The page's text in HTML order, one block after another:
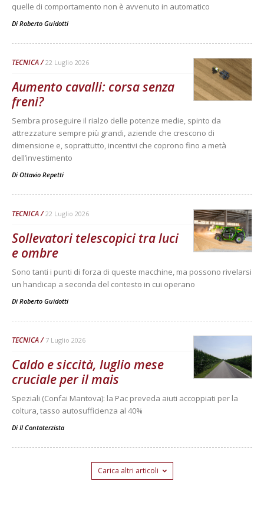
quelle di comportamento non è avvenuto in automatico
Di Roberto Guidotti
TECNICA 22 Luglio 2026
Aumento cavalli: corsa senza
freni?
Sembra proseguire il rialzo delle potenze medie, spinto da
attrezzature sempre più grandi, aziende che crescono di
dimensione e, soprattutto, incentivi che coprono fino a metà
dell’investimento
Di Ottavio Repetti
TECNICA 22 Luglio 2026
Sollevatori telescopici tra luci
e ombre
Sono tanti i punti di forza di queste macchine, ma possono rivelarsi
un handicap a seconda del contesto in cui operano
Di Roberto Guidotti
TECNICA 7 Luglio 2026
Caldo e siccità, luglio mese
cruciale per il mais
Speziali (Confai Mantova): la Pac preveda aiuti accoppiati per la
coltura, tasso autosufficienza al 40%
Di Il Contoterzista
Carica altri articoli